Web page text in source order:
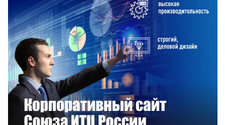
Смотреть проект